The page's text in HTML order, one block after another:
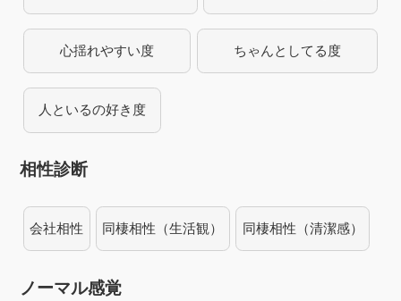
心揺れやすい度 ちゃんとしてる度
人といるの好き度
相性診断
会社相性 同棲相性（生活観） 同棲相性（清潔感）
ノーマル感覚